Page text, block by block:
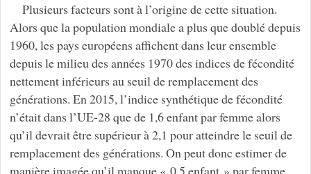
Plusieurs facteurs sont à l’origine de cette situation.
Alors que la population mondiale a plus que doublé depuis
1960, les pays européens affichent dans leur ensemble
depuis le milieu des années 1970 des indices de fécondité
nettement inférieurs au seuil de remplacement des
générations. En 2015, l’indice synthétique de fécondité
n’était dans l’UE-28 que de 1,6 enfant par femme alors
qu’il devrait être supérieur à 2,1 pour atteindre le seuil de
remplacement des générations. On peut donc estimer de